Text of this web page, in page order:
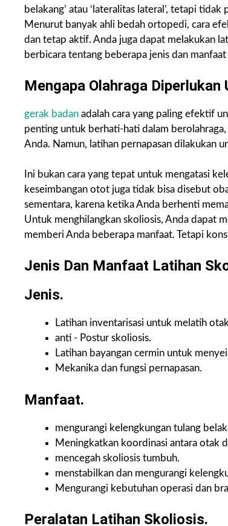
belakang’ atau ‘lateralitas lateral’, tetapi
Menurut banyak ahli bedah ortopedi, cara
dan tetap aktif. Anda juga dapat melakukan
berbicara tentang beberapa jenis dan manfaat
Mengapa Olahraga
gerak badan adalah cara yang paling efektif
penting untuk berhati-hati dalam
Anda. Namun, latihan pernapasan dilakukan
Ini bukan cara yang tepat untuk mengatasi
keseimbangan otot juga tidak bisa disebut
sementara, karena ketika Anda berhenti
Untuk menghilangkan skoliosis, Anda dapat
memberi Anda beberapa manfaat. Tetapi
Jenis Dan Manfaat Latihan
Jenis.
Latihan inventarisasi untuk melatih
anti - Postur skoliosis.
Latihan bayangan cermin untuk
Mekanika dan fungsi pernapasan.
Manfaat.
mengurangi kelengkungan tulang
Meningkatkan koordinasi antara otak
mencegah skoliosis tumbuh.
menstabilkan dan mengurangi
Mengurangi kebutuhan operasi dan
Peralatan Latihan Skoliosis.